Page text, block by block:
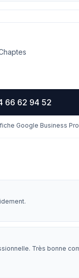
66 62 94 52
Google Business
Très bonne